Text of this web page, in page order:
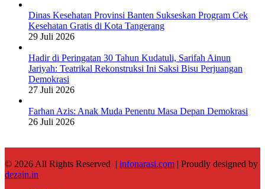
Dinas Kesehatan Provinsi Banten Sukseskan Program Cek
Kesehatan Gratis di Kota Tangerang
29 Juli 2026
Hadir di Peringatan 30 Tahun Kudatuli, Sarifah Ainun
Jariyah: Teatrikal Rekonstruksi Ini Saksi Bisu Perjuangan
Demokrasi
27 Juli 2026
Farhan Azis: Anak Muda Penentu Masa Depan Demokrasi
26 Juli 2026
© 2026 All Rights Reserved | infonarasi.com | Proudly designed by
dezain.in